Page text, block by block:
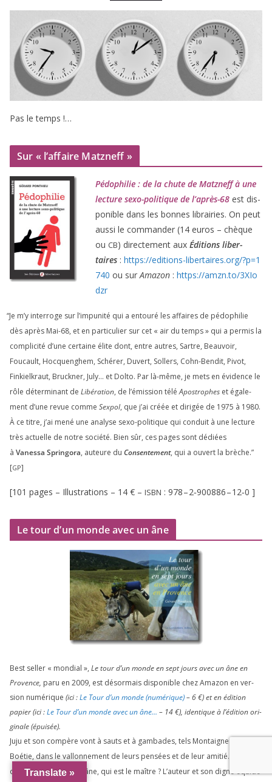
Pas le temps !…
Sur « l’affaire Matzneff »
Pédophilie : de la chute de Matzneff à une
lec­ture sexo-poli­tique de l’après-68 est dis­
po­nible dans les bonnes librai­ries. On peut
aus­si le com­man­der (14 euros – chèque
ou CB) direc­te­ment aux Éditions liber­
taires : https://​edi​tions​-liber​taires​.org/​?​p​=​1
740 ou surAmazon : https://​amzn​.to/​3​X​I​o​
dzr
“Je m’y inter­roge sur l’impunité qui a entou­ré les affaires de pédo­phi­lie
dès après Mai-68, et en par­ti­cu­lier sur cet « air du temps » qui a per­mis la
com­pli­ci­té d’une cer­taine élite dont, entre autres, Sartre, Beauvoir,
Foucault, Hocquenghem, Schérer, Duvert, Sollers, Cohn-Bendit, Pivot,
Finkielkraut, Bruckner, July… et Dolto. Par là-même, je mets en évi­dence le
rôle déter­mi­nant de Libération, de l’émission téléApostrophes et éga­le­
ment d’une revue comme Sexpol, que j’ai créée et diri­gée de 1975 à 1980.
À ce titre, j’ai mené une ana­lyse sexo-poli­tique qui conduit à une lec­ture
très actuelle de notre socié­té. Bien sûr, ces pages sont dédiées
à Vanessa Springora, auteure du Consentement, qui a ouvert la brèche.”
[GP]
[101 pages – Illustrations – 14 € – ISBN : 978–2‑900886–12‑0 ]
Le tour d’un monde avec un âne
Best sel­ler « mon­dial », Le tour d’un monde en sept jours avec un âne en
Provence, paru en 2009, est désor­mais dis­po­nible chez Amazon en ver­
sion numé­rique (ici :Le Tour d’un monde (numé­rique)–6€) et en édi­tion
papier (ici :Le Tour d’un monde avec un âne… – 14€), iden­tique à l’é­di­tion ori­
gi­nale (épui­sée).
Juju et son com­père vont à sauts et à gam­bades, tels Montaigne et La
Boétie, dans le val­lon­ne­ment de leurs pen­sées et de leur ami­tié. De l’un
ou de l’autre, qui est l’âne, qui est le maître ? L’auteur et son digne équi­dé
Translate »